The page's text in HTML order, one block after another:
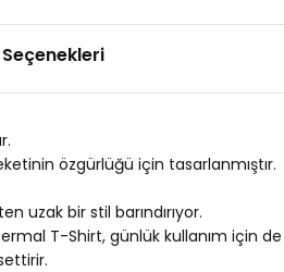
özgürlüğü için tasarlanmıştır.
uzak bir stil barındırıyor.
T-Shirt, günlük kullanım için